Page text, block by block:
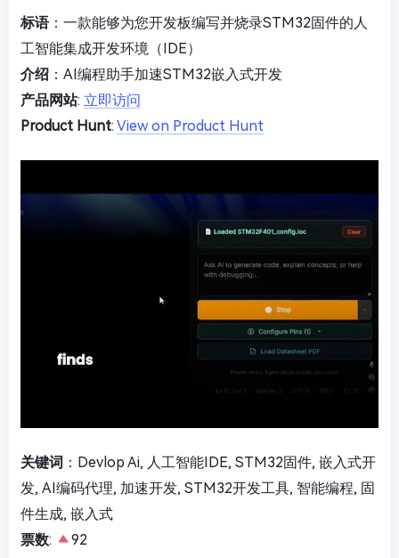
标语：一款能够为您开发板编写并烧录STM32固件的人
工智能集成开发环境（IDE）
介绍 ：AI编程助手加速STM32嵌入式开发
产品网站: 立即访问
Product Hunt: View on Product Hunt
关键词 ：Devlop Ai, 人工智能IDE, STM32固件, 嵌入式开
发, AI编码代理, 加速开发, STM32开发工具, 智能编程, 固
件生成, 嵌入式
票数:
92